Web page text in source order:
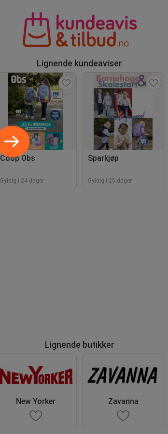
Lignende kundeaviser
Coop Obs
Gyldig i 24 dager
Sparkjøp
Gyldig i 25 dager
Lignende butikker
New Yorker Zavanna